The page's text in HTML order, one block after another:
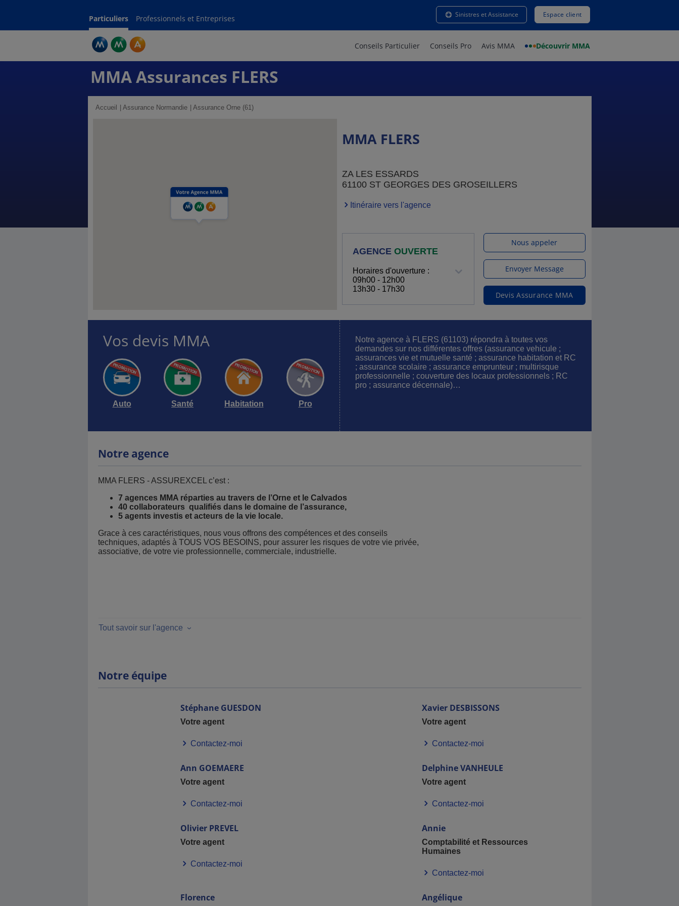
Particuliers Professionnels et Entreprises Sinistres et Assistance Espace client
Conseils Particulier Conseils Pro Avis MMA Découvrir MMA
MMA Assurances FLERS
Accueil Assurance Normandie Assurance Orne (61)
MMA FLERS
ZA LES ESSARDS
61100 ST GEORGES DES GROSEILLERS
Itinéraire vers l'agence
AGENCE OUVERTE
Horaires d'ouverture :
09h00 - 12h00
13h30 - 17h30
Nous appeler
Envoyer Message
Devis Assurance MMA
Vos devis MMA
Auto Santé Habitation Pro
Notre agence à FLERS (61103) répondra à toutes vos
demandes sur nos différentes offres (assurance vehicule ;
assurances vie et mutuelle santé ; assurance habitation et RC
; assurance scolaire ; assurance emprunteur ; multirisque
professionnelle ; couverture des locaux professionnels ; RC
pro ; assurance décennale)…
Notre agence
MMA FLERS - ASSUREXCEL c’est :
7 agences MMA réparties au travers de l’Orne et le Calvados
40 collaborateurs qualifiés dans le domaine de l’assurance,
5 agents investis et acteurs de la vie locale.
Grace à ces caractéristiques, nous vous offrons des compétences et des conseils
techniques, adaptés à TOUS VOS BESOINS, pour assurer les risques de votre vie privée,
associative, de votre vie professionnelle, commerciale, industrielle.
Tout savoir sur l'agence
Notre équipe
Stéphane GUESDON
Votre agent
Contactez-moi
Xavier DESBISSONS
Votre agent
Contactez-moi
Ann GOEMAERE
Votre agent
Contactez-moi
DelphineVANHEULE
Votre agent
Contactez-moi
Olivier PREVEL
Votre agent
Contactez-moi
Annie
Comptabilité et Ressources
Humaines
Contactez-moi
Florence Angélique